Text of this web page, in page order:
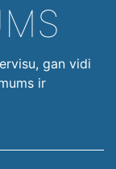
gan vidi
ir